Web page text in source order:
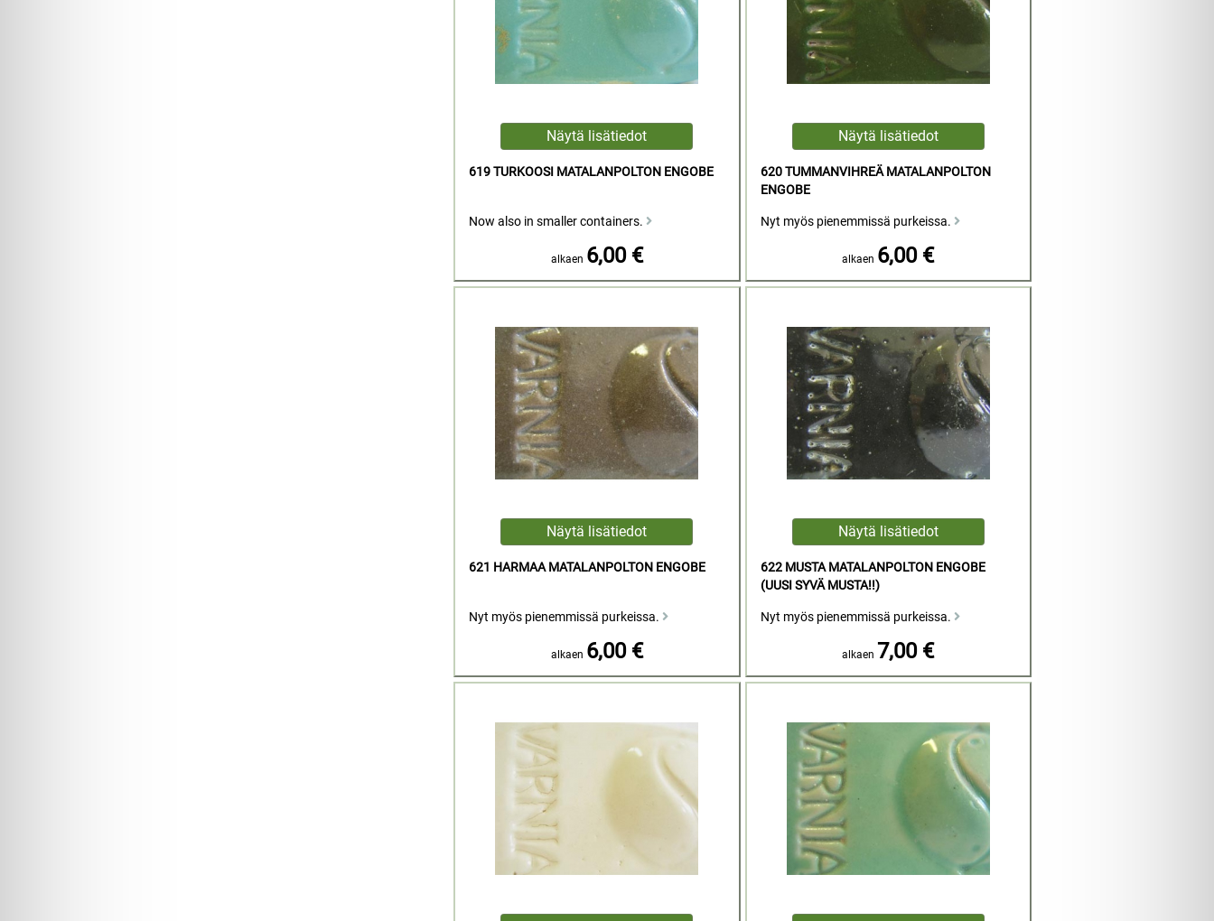
619 TURKOOSI MATALANPOLTON ENGOBE
Now also in smaller containers.
alkaen 6,00 €
620 TUMMANVIHREÄ MATALANPOLTON
ENGOBE
Nyt myös pienemmissä purkeissa.
alkaen 6,00 €
621 HARMAA MATALANPOLTON ENGOBE
Nyt myös pienemmissä purkeissa.
alkaen 6,00 €
622 MUSTA MATALANPOLTON ENGOBE
(UUSI SYVÄ MUSTA!!)
Nyt myös pienemmissä purkeissa.
alkaen 7,00 €